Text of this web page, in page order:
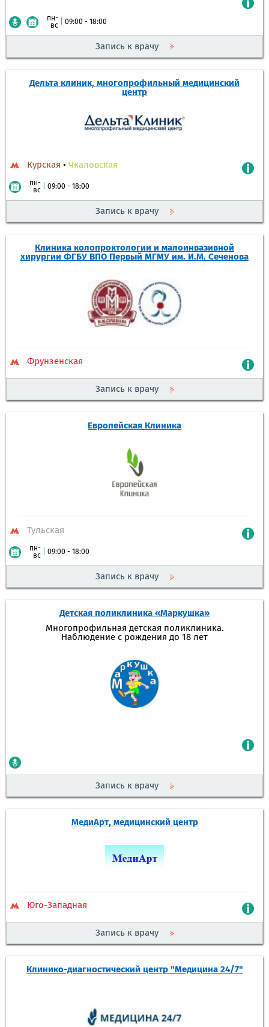
пн-
вс
09:00 - 18:00
Запись к врачу
Дельта клиник, многопрофильный медицинский
центр
Курская • Чкаловская
пн-
вс
09:00 - 18:00
Запись к врачу
Клиника колопроктологии и малоинвазивной
хирургии ФГБУ ВПО Первый МГМУ им. И.М. Сеченова
Фрунзенская
Запись к врачу
Европейская Клиника
Тульская
пн-
вс
09:00 - 18:00
Запись к врачу
Детская поликлиника «Маркушка»
Многопрофильная детская поликлиника.
Наблюдение с рождения до 18 лет
Запись к врачу
МедиАрт, медицинский центр
Юго-Западная
Запись к врачу
Клинико-диагностический центр "Медицина 24/7"